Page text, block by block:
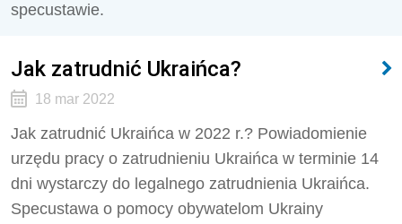
specustawie.
Jak zatrudnić Ukraińca?
18 mar 2022
Jak zatrudnić Ukraińca w 2022 r.? Powiadomienie
urzędu pracy o zatrudnieniu Ukraińca w terminie 14
dni wystarczy do legalnego zatrudnienia Ukraińca.
Specustawa o pomocy obywatelom Ukrainy